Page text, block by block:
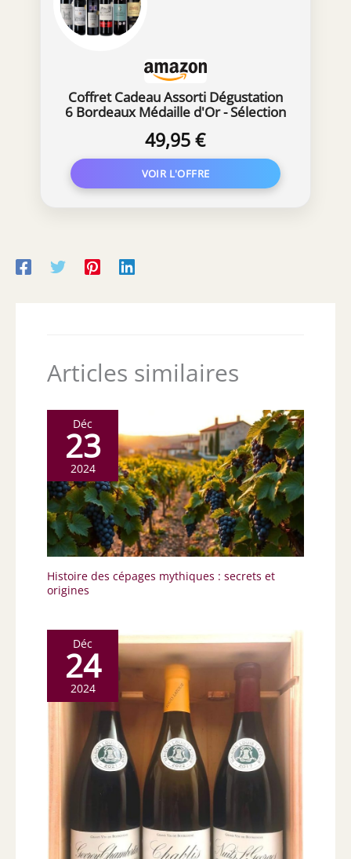
Coffret Cadeau Assorti Dégustation
6 Bordeaux Médaille d'Or - Sélection
Bordeaux (6 x 0.75 l)
49,95 €
Articles similaires
Déc
23
2024
Histoire des cépages mythiques : secrets et
origines
Déc
24
2024